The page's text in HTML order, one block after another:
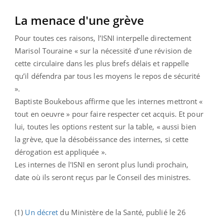
La menace d'une grève
Pour toutes ces raisons, l’ISNI interpelle directement
Marisol Touraine « sur la nécessité d’une révision de
cette circulaire dans les plus brefs délais et rappelle
qu’il défendra par tous les moyens le repos de sécurité
».
Baptiste Boukebous affirme que les internes mettront «
tout en oeuvre » pour faire respecter cet acquis. Et pour
lui, toutes les options restent sur la table, « aussi bien
la grève, que la désobéissance des internes, si cette
dérogation est appliquée ».
Les internes de l'ISNI en seront plus lundi prochain,
date où ils seront reçus par le Conseil des ministres.
(1) Un décret du Ministère de la Santé, publié le 26